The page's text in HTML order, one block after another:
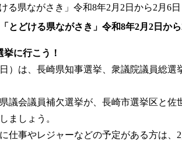
る県ながさき」令和8年2月2日から2月6日
とどける県ながさき」令和8年2月2日から
挙に行こう！
）は、長崎県知事選挙、衆議院議員総
議会議員補欠選挙が、長崎市選挙区と佐
ましょう。
仕事やレジャーなどの予定がある方は